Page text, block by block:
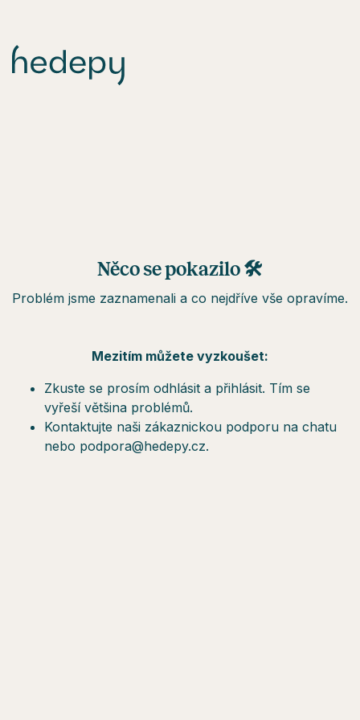
Něco se pokazilo 🛠
Problém jsme zaznamenali a co nejdříve vše opravíme.
Mezitím můžete vyzkoušet:
Zkuste se prosím odhlásit a přihlásit. Tím se
vyřeší většina problémů.
Kontaktujte naši zákaznickou podporu na chatu
nebo podpora@hedepy.cz.